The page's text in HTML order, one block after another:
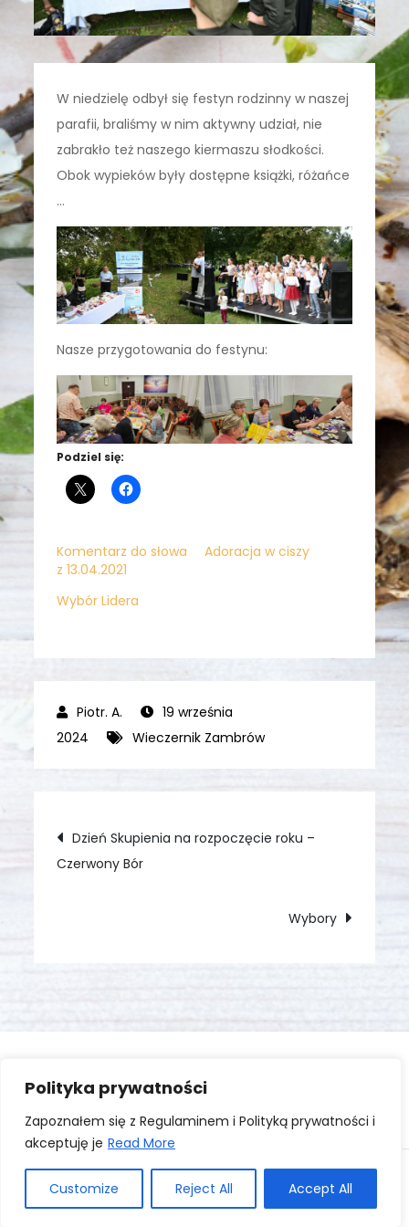
Polityka prywatności
Zapoznałem się z Regulaminem i Polityką prywatności i
akceptuję je Read More
Customize Reject All Accept All
W niedzielę odbył się festyn rodzinny w naszej
parafii, braliśmy w nim aktywny udział, nie
zabrakło też naszego kiermaszu słodkości.
Obok wypieków były dostępne książki, różańce
…
Nasze przygotowania do festynu:
Podziel się:
Komentarz do słowa
z 13.04.2021
Adoracja w ciszy
Wybór Lidera
19 września
2024
Wieczernik Zambrów
Nawigacja
wpisu
Dzień Skupienia na rozpoczęcie roku –
Czerwony Bór
Wybory
Zaloguj się
Copyright © All rights reserved. Theme Kourtier Blog
Creativ Themes